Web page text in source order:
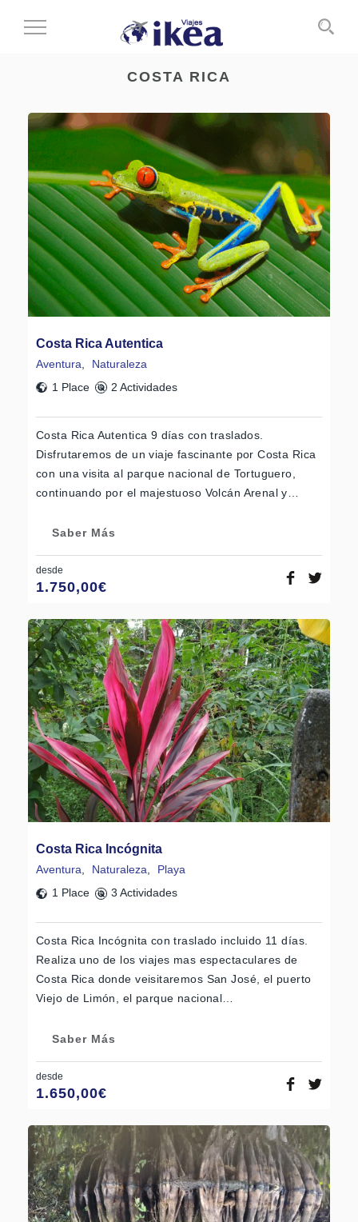
Cambiar
COSTA RICA
Costa Rica Autentica
Aventura
Naturaleza
1 Place
2 Actividades
Costa Rica Autentica 9 días con traslados.
Disfrutaremos de un viaje fascinante por Costa Rica
con una visita al parque nacional de Tortuguero,
continuando por el majestuoso Volcán Arenal y…
Saber Más
desde
1.750,00€
Costa Rica Incógnita
Aventura, Naturaleza,
Playa
1 Place
3 Actividades
Costa Rica Incógnita con traslado incluido 11 días.
Realiza uno de los viajes mas espectaculares de
Costa Rica donde veisitaremos San José, el puerto
Viejo de Limón, el parque nacional…
Saber Más
desde
1.650,00€